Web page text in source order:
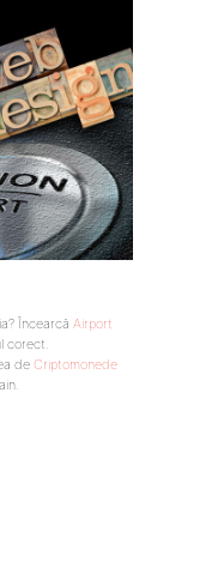
Încearcă Airport
corect.
de Criptomonede